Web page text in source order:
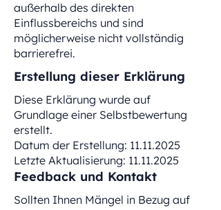
außerhalb des direkten
Einflussbereichs und sind
möglicherweise nicht vollständig
barrierefrei.
Erstellung dieser Erklärung
Diese Erklärung wurde auf
Grundlage einer Selbstbewertung
erstellt.
Datum der Erstellung: 11.11.2025
Letzte Aktualisierung: 11.11.2025
Feedback und Kontakt
Sollten Ihnen Mängel in Bezug auf